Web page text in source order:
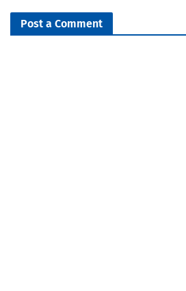
Post a Comment